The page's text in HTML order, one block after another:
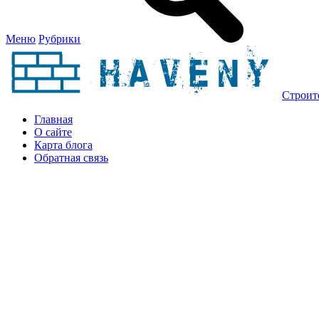
Меню Рубрики
Главная
О сайте
Карта блога
Обратная связь